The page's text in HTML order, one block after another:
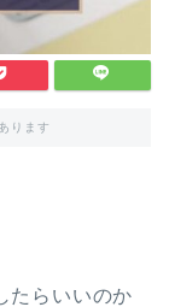
ります
たらいいのか